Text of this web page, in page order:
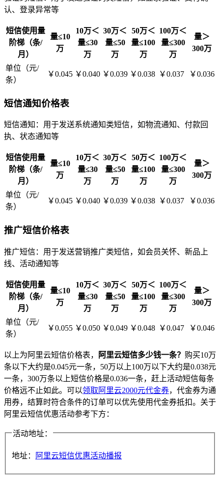
认、登录异常等
短信使用量
阶梯（条/
月）
量≤10
万
10万＜
量≤30
万
30万＜
量≤50
万
50万＜
量≤100
万
100万＜
量≤300
万
量＞
300万
单位（元/
条）
￥0.045 ￥0.040 ￥0.039 ￥0.038 ￥0.037 ￥0.036
短信通知价格表
短信通知：用于发送系统通知类短信，如物流通知、付款回
执、状态通知等
短信使用量
阶梯（条/
月）
量≤10
万
10万＜
量≤30
万
30万＜
量≤50
万
50万＜
量≤100
万
100万＜
量≤300
万
量＞
300万
单位（元/
条）
￥0.045 ￥0.040 ￥0.039 ￥0.038 ￥0.037 ￥0.036
推广短信价格表
推广短信：用于发送营销推广类短信，如会员关怀、新品上
线、活动通知等
短信使用量
阶梯（条/
月）
量≤10
万
10万＜
量≤30
万
30万＜
量≤50
万
50万＜
量≤100
万
100万＜
量≤300
万
量＞
300万
单位（元/
条）
￥0.055 ￥0.050 ￥0.049 ￥0.048 ￥0.047 ￥0.046
以上为阿里云短信价格表， 阿里云短信多少钱一条？ 购买10万
条以下大约是0.045元一条，50万以上100万以下大约是0.038元
一条，300万条以上短信价格是0.036一条，赶上活动短信每条
价格远不止如此。可以领取阿里云2000元代金券，代金券为通
用券，结算时符合条件的订单可以优先使用代金券抵扣。关于
阿里云短信优惠活动参考下方：
活动地址：
地址： 阿里云短信优惠活动播报